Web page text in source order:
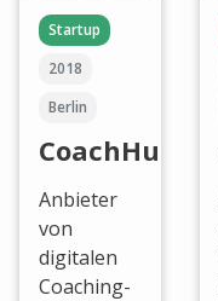
Startup
2018
Berlin
CoachHub
Anbieter
von
digitalen
Coaching-